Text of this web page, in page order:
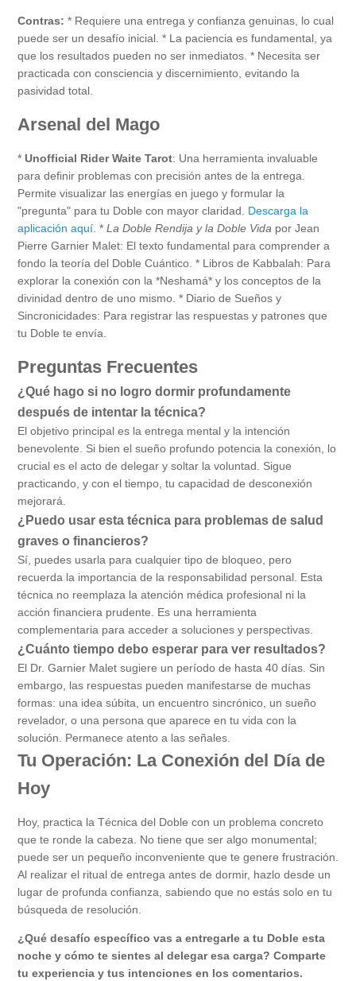
Contras: * Requiere una entrega y confianza genuinas, lo cual
puede ser un desafío inicial. * La paciencia es fundamental, ya
que los resultados pueden no ser inmediatos. * Necesita ser
practicada con consciencia y discernimiento, evitando la
pasividad total.
Arsenal del Mago
* Unofficial Rider Waite Tarot: Una herramienta invaluable
para definir problemas con precisión antes de la entrega.
Permite visualizar las energías en juego y formular la
"pregunta" para tu Doble con mayor claridad. Descarga la
aplicación aquí . * La Doble Rendija y la Doble Vida por Jean
Pierre Garnier Malet: El texto fundamental para comprender a
fondo la teoría del Doble Cuántico. * Libros de Kabbalah: Para
explorar la conexión con la *Neshamá* y los conceptos de la
divinidad dentro de uno mismo. * Diario de Sueños y
Sincronicidades: Para registrar las respuestas y patrones que
tu Doble te envía.
Preguntas Frecuentes
¿Qué hago si no logro dormir profundamente
después de intentar la técnica?
El objetivo principal es la entrega mental y la intención
benevolente. Si bien el sueño profundo potencia la conexión, lo
crucial es el acto de delegar y soltar la voluntad. Sigue
practicando, y con el tiempo, tu capacidad de desconexión
mejorará.
¿Puedo usar esta técnica para problemas de salud
graves o financieros?
Sí, puedes usarla para cualquier tipo de bloqueo, pero
recuerda la importancia de la responsabilidad personal. Esta
técnica no reemplaza la atención médica profesional ni la
acción financiera prudente. Es una herramienta
complementaria para acceder a soluciones y perspectivas.
¿Cuánto tiempo debo esperar para ver resultados?
El Dr. Garnier Malet sugiere un período de hasta 40 días. Sin
embargo, las respuestas pueden manifestarse de muchas
formas: una idea súbita, un encuentro sincrónico, un sueño
revelador, o una persona que aparece en tu vida con la
solución. Permanece atento a las señales.
Tu Operación: La Conexión del Día de
Hoy
Hoy, practica la Técnica del Doble con un problema concreto
que te ronde la cabeza. No tiene que ser algo monumental;
puede ser un pequeño inconveniente que te genere frustración.
Al realizar el ritual de entrega antes de dormir, hazlo desde un
lugar de profunda confianza, sabiendo que no estás solo en tu
búsqueda de resolución.
¿Qué desafío específico vas a entregarle a tu Doble esta
noche y cómo te sientes al delegar esa carga? Comparte
tu experiencia y tus intenciones en los comentarios.